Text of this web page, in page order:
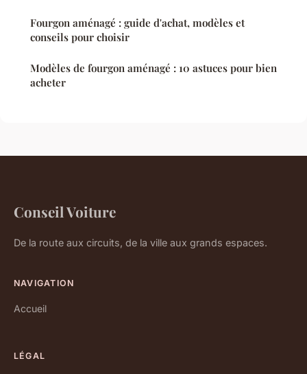
Fourgon aménagé : guide d'achat, modèles et
conseils pour choisir
Modèles de fourgon aménagé : 10 astuces pour bien
acheter
Conseil Voiture
De la route aux circuits, de la ville aux grands espaces.
NAVIGATION
Accueil
LÉGAL